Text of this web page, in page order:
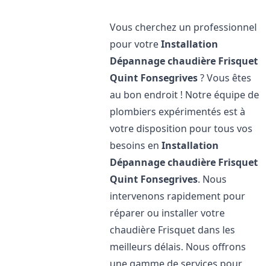
Vous cherchez un professionnel
pour votreInstallation
Dépannage chaudière Frisquet
Quint Fonsegrives? Vous êtes
au bon endroit ! Notre équipe de
plombiers expérimentés est à
votre disposition pour tous vos
besoins enInstallation
Dépannage chaudière Frisquet
Quint Fonsegrives. Nous
intervenons rapidement pour
réparer ou installer votre
chaudière Frisquet dans les
meilleurs délais. Nous offrons